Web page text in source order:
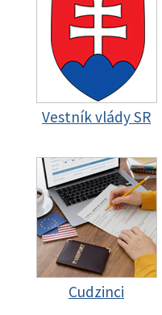
Vestník vlády SR
Cudzinci